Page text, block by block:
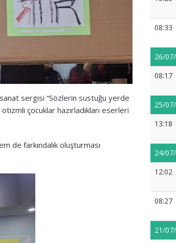
sergisi “Sözlerin sustuğu yerde
çocuklar hazırladıkları eserleri
de farkındalık oluşturması
08:33
26/
08:17
25/
13:18
24/
12:02
08:27
21/